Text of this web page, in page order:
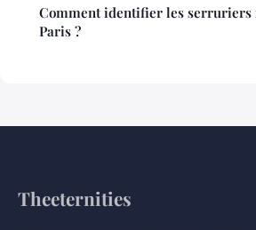
Comment identifier les serruriers
Paris ?
Theeternities